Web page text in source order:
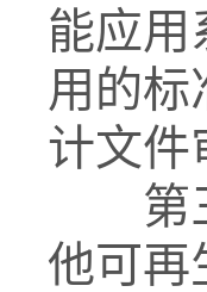
能应用
用的
计文件
第三
他可再